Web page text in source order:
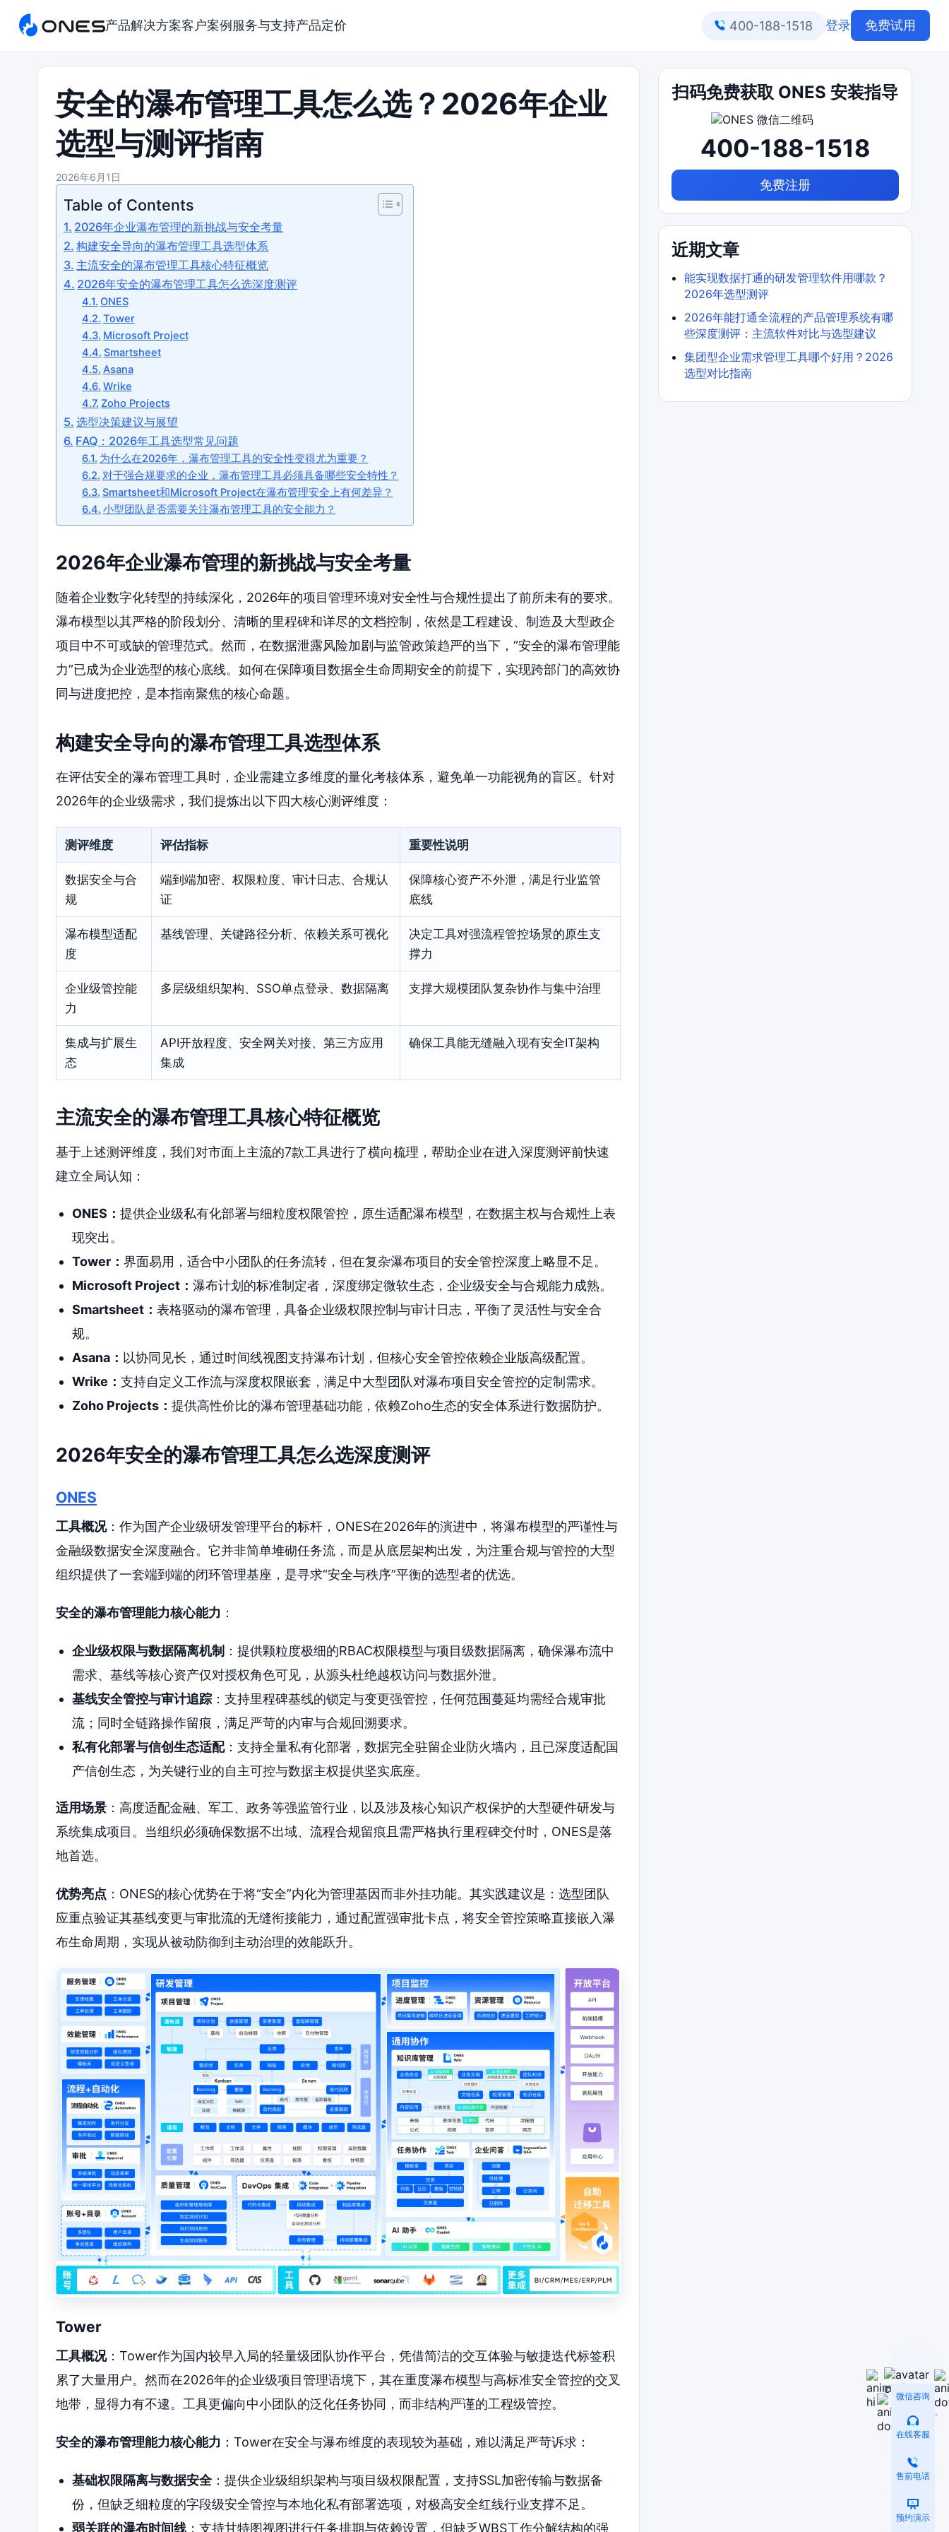
产品解决方案客户案例 服务与支持产品定价 400-188-1518 登录 免费试用
安全的瀑布管理工具怎么选？2026年企业
选型与测评指南
2026年6月1日
Table of Contents
2026年企业瀑布管理的新挑战与安全考量
构建安全导向的瀑布管理工具选型体系
主流安全的瀑布管理工具核心特征概览
2026年安全的瀑布管理工具怎么选深度测评
ONES
Tower
Microsoft Project
Smartsheet
Asana
Wrike
Zoho Projects
选型决策建议与展望
FAQ：2026年工具选型常见问题
为什么在2026年，瀑布管理工具的安全性变得尤为重要？
对于强合规要求的企业，瀑布管理工具必须具备哪些安全特性？
Smartsheet和Microsoft Project在瀑布管理安全上有何差异？
小型团队是否需要关注瀑布管理工具的安全能力？
2026年企业瀑布管理的新挑战与安全考量
随着企业数字化转型的持续深化，2026年的项目管理环境对安全性与合规性提出了前所未有的要求。
瀑布模型以其严格的阶段划分、清晰的里程碑和详尽的文档控制，依然是工程建设、制造及大型政企
项目中不可或缺的管理范式。然而，在数据泄露风险加剧与监管政策趋严的当下，“安全的瀑布管理能
力”已成为企业选型的核心底线。如何在保障项目数据全生命周期安全的前提下，实现跨部门的高效协
同与进度把控，是本指南聚焦的核心命题。
构建安全导向的瀑布管理工具选型体系
在评估安全的瀑布管理工具时，企业需建立多维度的量化考核体系，避免单一功能视角的盲区。针对
2026年的企业级需求，我们提炼出以下四大核心测评维度：
测评维度 评估指标 重要性说明
数据安全与合
规
端到端加密、权限粒度、审计日志、合规认
证
保障核心资产不外泄，满足行业监管
底线
瀑布模型适配
度
基线管理、关键路径分析、依赖关系可视化
决定工具对强流程管控场景的原生支
撑力
企业级管控能
力
多层级组织架构、SSO单点登录、数据隔离 支撑大规模团队复杂协作与集中治理
集成与扩展生
态
API开放程度、安全网关对接、第三方应用
集成
确保工具能无缝融入现有安全IT架构
主流安全的瀑布管理工具核心特征概览
基于上述测评维度，我们对市面上主流的7款工具进行了横向梳理，帮助企业在进入深度测评前快速
建立全局认知：
ONES： 提供企业级私有化部署与细粒度权限管控，原生适配瀑布模型，在数据主权与合规性上表
现突出。
Tower： 界面易用，适合中小团队的任务流转，但在复杂瀑布项目的安全管控深度上略显不足。
Microsoft Project： 瀑布计划的标准制定者，深度绑定微软生态，企业级安全与合规能力成熟。
Smartsheet： 表格驱动的瀑布管理，具备企业级权限控制与审计日志，平衡了灵活性与安全合
规。
Asana： 以协同见长，通过时间线视图支持瀑布计划，但核心安全管控依赖企业版高级配置。
Wrike： 支持自定义工作流与深度权限嵌套，满足中大型团队对瀑布项目安全管控的定制需求。
Zoho Projects： 提供高性价比的瀑布管理基础功能，依赖Zoho生态的安全体系进行数据防护。
2026年安全的瀑布管理工具怎么选深度测评
ONES
工具概况：作为国产企业级研发管理平台的标杆，ONES在2026年的演进中，将瀑布模型的严谨性与
金融级数据安全深度融合。它并非简单堆砌任务流，而是从底层架构出发，为注重合规与管控的大型
组织提供了一套端到端的闭环管理基座，是寻求“安全与秩序”平衡的选型者的优选。
安全的瀑布管理能力核心能力 ：
企业级权限与数据隔离机制 ：提供颗粒度极细的RBAC权限模型与项目级数据隔离，确保瀑布流中
需求、基线等核心资产仅对授权角色可见，从源头杜绝越权访问与数据外泄。
基线安全管控与审计追踪：支持里程碑基线的锁定与变更强管控，任何范围蔓延均需经合规审批
流；同时全链路操作留痕，满足严苛的内审与合规回溯要求。
私有化部署与信创生态适配：支持全量私有化部署，数据完全驻留企业防火墙内，且已深度适配国
产信创生态，为关键行业的自主可控与数据主权提供坚实底座。
适用场景 ：高度适配金融、军工、政务等强监管行业，以及涉及核心知识产权保护的大型硬件研发与
系统集成项目。当组织必须确保数据不出域、流程合规留痕且需严格执行里程碑交付时，ONES是落
地首选。
优势亮点 ：ONES的核心优势在于将“安全”内化为管理基因而非外挂功能。其实践建议是：选型团队
应重点验证其基线变更与审批流的无缝衔接能力，通过配置强审批卡点，将安全管控策略直接嵌入瀑
布生命周期，实现从被动防御到主动治理的效能跃升。
Tower
工具概况：Tower作为国内较早入局的轻量级团队协作平台，凭借简洁的交互体验与敏捷迭代标签积
累了大量用户。然而在2026年的企业级项目管理语境下，其在重度瀑布模型与高标准安全管控的交叉
地带，显得力有不逮。工具更偏向中小团队的泛化任务协同，而非结构严谨的工程级管控。
安全的瀑布管理能力核心能力 ：Tower在安全与瀑布维度的表现较为基础，难以满足严苛诉求：
基础权限隔离与数据安全：提供企业级组织架构与项目级权限配置，支持SSL加密传输与数据备
份，但缺乏细粒度的字段级安全管控与本地化私有部署选项，对极高安全红线行业支撑不足。
弱关联的瀑布时间线：支持甘特图视图进行任务排期与依赖设置，但缺乏WBS工作分解结构的强
扫码免费获取 ONES 安装指导
400-188-1518
免费注册
近期文章
能实现数据打通的研发管理软件用哪款？
2026年选型测评
2026年能打通全流程的产品管理系统有哪
些深度测评：主流软件对比与选型建议
集团型企业需求管理工具哪个好用？2026
选型对比指南
微信咨询
在线客服
售前电话
预约演示